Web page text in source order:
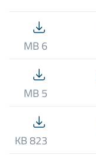
6 MB
5 MB
823 KB